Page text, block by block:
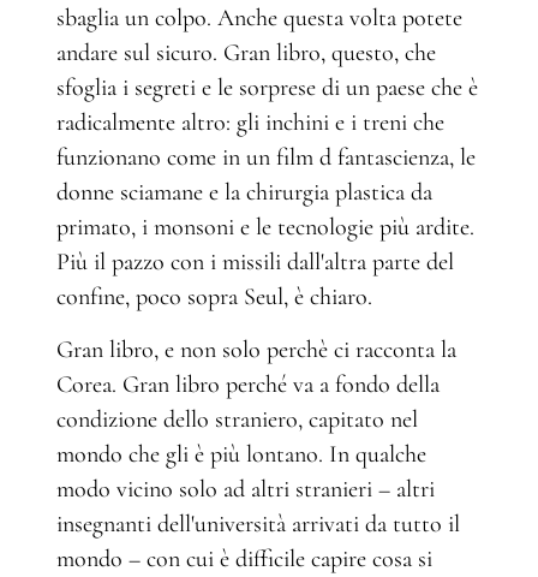
sbaglia un colpo. Anche questa volta potete
andare sul sicuro. Gran libro, questo, che
sfoglia i segreti e le sorprese di un paese che è
radicalmente altro: gli inchini e i treni che
funzionano come in un film d fantascienza, le
donne sciamane e la chirurgia plastica da
primato, i monsoni e le tecnologie più ardite.
Più il pazzo con i missili dall'altra parte del
confine, poco sopra Seul, è chiaro.
Gran libro, e non solo perchè ci racconta la
Corea. Gran libro perché va a fondo della
condizione dello straniero, capitato nel
mondo che gli è più lontano. In qualche
modo vicino solo ad altri stranieri – altri
insegnanti dell'università arrivati da tutto il
mondo – con cui è difficile capire cosa si